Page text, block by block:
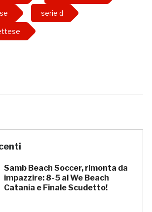
serie d
Samb Beach Soccer, rimonta da
impazzire: 8-5 al We Beach
Catania e Finale Scudetto!